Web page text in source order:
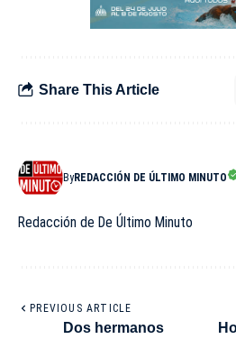
Share This Article
ByREDACCIÓN DE ÚLTIMO MINUTO
Redacción de De Último Minuto
PREVIOUS ARTICLE
Dos hermanos